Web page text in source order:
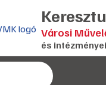
Városi
és intézményei